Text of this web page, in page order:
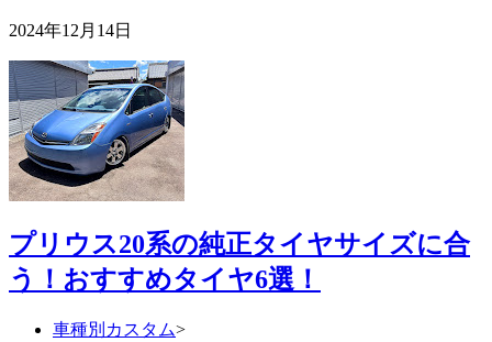
2024年12月14日
プリウス20系の純正タイヤサイズに合
う！おすすめタイヤ6選！
車種別カスタム>